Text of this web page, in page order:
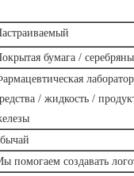
бумага /
/ жидкость /
помогаем создавать